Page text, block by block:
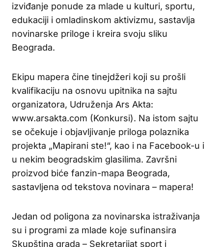
izviđanje ponude za mlade u kulturi, sportu,
edukaciji i omladinskom aktivizmu, sastavlja
novinarske priloge i kreira svoju sliku
Beograda.
Ekipu mapera čine tinejdžeri koji su prošli
kvalifikaciju na osnovu upitnika na sajtu
organizatora, Udruženja Ars Akta:
www.arsakta.com (Konkursi). Na istom sajtu
se očekuje i objavljivanje priloga polaznika
projekta „Mapirani ste!“, kao i na Facebook-u i
u nekim beogradskim glasilima. Završni
proizvod biće fanzin-mapa Beograda,
sastavljena od tekstova novinara – mapera!
Jedan od poligona za novinarska istraživanja
su i programi za mlade koje sufinansira
Skupština grada – Sekretarijat sport i